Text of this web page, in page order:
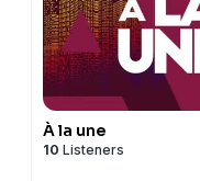
À la une
10 Listeners